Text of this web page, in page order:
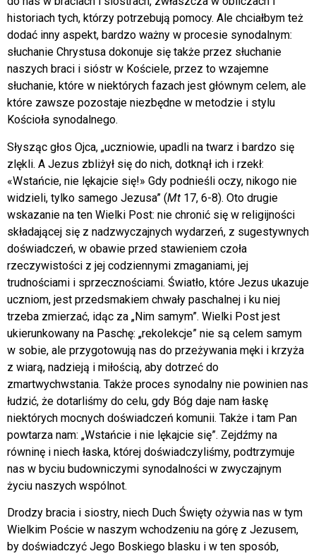
historiach tych, którzy potrzebują pomocy. Ale chciałbym też
dodać inny aspekt, bardzo ważny w procesie synodalnym:
słuchanie Chrystusa dokonuje się także przez słuchanie
naszych braci i sióstr w Kościele, przez to wzajemne
słuchanie, które w niektórych fazach jest głównym celem, ale
które zawsze pozostaje niezbędne w metodzie i stylu
Kościoła synodalnego.
Słysząc głos Ojca, „uczniowie, upadli na twarz i bardzo się
zlękli. A Jezus zbliżył się do nich, dotknął ich i rzekł:
«Wstańcie, nie lękajcie się!» Gdy podnieśli oczy, nikogo nie
widzieli, tylko samego Jezusa” (Mt 17, 6-8). Oto drugie
wskazanie na ten Wielki Post: nie chronić się w religijności
składającej się z nadzwyczajnych wydarzeń, z sugestywnych
doświadczeń, w obawie przed stawieniem czoła
rzeczywistości z jej codziennymi zmaganiami, jej
trudnościami i sprzecznościami. Światło, które Jezus ukazuje
uczniom, jest przedsmakiem chwały paschalnej i ku niej
trzeba zmierzać, idąc za „Nim samym”. Wielki Post jest
ukierunkowany na Paschę: „rekolekcje” nie są celem samym
w sobie, ale przygotowują nas do przeżywania męki i krzyża
z wiarą, nadzieją i miłością, aby dotrzeć do
zmartwychwstania. Także proces synodalny nie powinien nas
łudzić, że dotarliśmy do celu, gdy Bóg daje nam łaskę
niektórych mocnych doświadczeń komunii. Także i tam Pan
powtarza nam: „Wstańcie i nie lękajcie się”. Zejdźmy na
równinę i niech łaska, której doświadczyliśmy, podtrzymuje
nas w byciu budowniczymi synodalności w zwyczajnym
życiu naszych wspólnot.
Drodzy bracia i siostry, niech Duch Święty ożywia nas w tym
Wielkim Poście w naszym wchodzeniu na górę z Jezusem,
by doświadczyć Jego Boskiego blasku i w ten sposób,